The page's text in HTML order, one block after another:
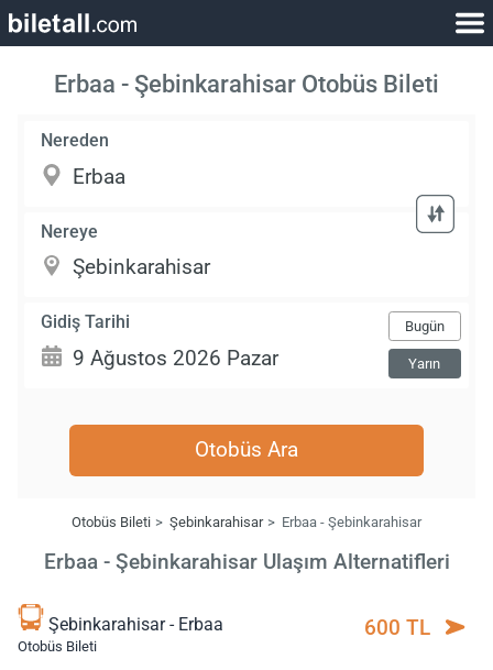
Erbaa - Şebinkarahisar Otobüs Bileti
Nereden
Nereye
Gidiş Tarihi Bugün
Yarın
Otobüs Ara
Otobüs Bileti Şebinkarahisar Erbaa - Şebinkarahisar
Erbaa - Şebinkarahisar Ulaşım Alternatifleri
Şebinkarahisar - Erbaa
Otobüs Bileti
600 TL